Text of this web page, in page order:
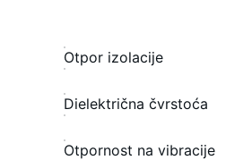
Otpor izolacije
Dielektrična čvrstoća
Otpornost na vibracije